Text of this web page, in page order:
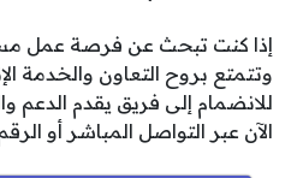
إذا كنت تبحث عن فرصة عمل
وتتمتع بروح التعاون والخدمة
للانضمام إلى فريق يقدم الدعم
الآن عبر التواصل المباشر أو